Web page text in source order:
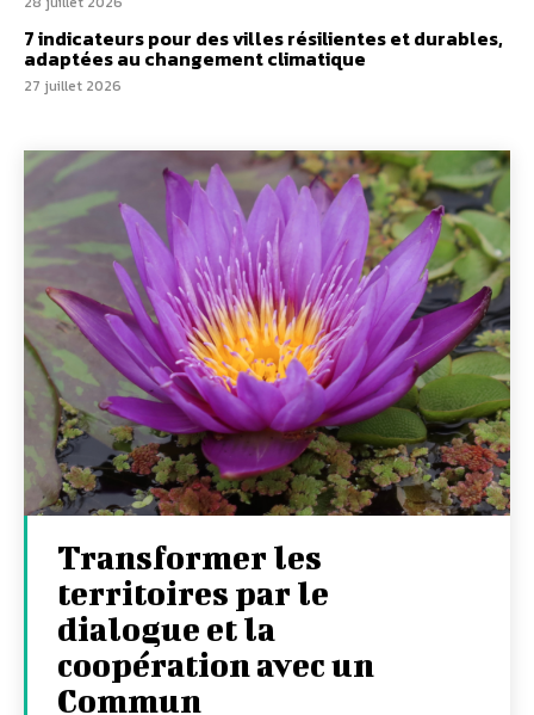
7 indicateurs pour des villes résilientes et durables,
adaptées au changement climatique
27 juillet 2026
territoires par le
dialogue et la
coopération avec un
Commun